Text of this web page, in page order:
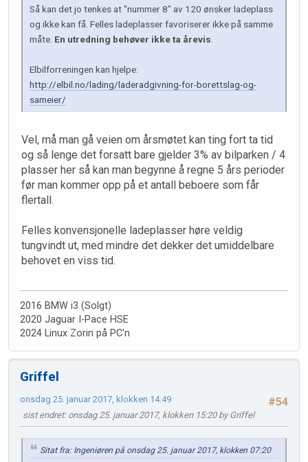
Så kan det jo tenkes at "nummer 8" av 120 ønsker ladeplass
og ikke kan få. Felles ladeplasser favoriserer ikke på samme
måte. En utredning behøver ikke ta årevis
Elbilforreningen kan hjelpe:
http://elbil.no/lading/laderadgivning-for-borettslag-og-
sameier/
Vel, må man gå veien om årsmøtet kan ting fort ta tid
og så lenge det forsatt bare gjelder 3% av bilparken / 4
plasser her så kan man begynne å regne 5 års perioder
før man kommer opp på et antall beboere som får
flertall.
Felles konvensjonelle ladeplasser høre veldig
tungvindt ut, med mindre det dekker det umiddelbare
behovet en viss tid.
2016 BMW i3 (Solgt)
2020 Jaguar I-Pace HSE
2024 Linux Zorin på PC'n
Griffel
#54
onsdag 25. januar 2017, klokken 14:49
sist endret: onsdag 25. januar 2017, klokken 15:20 by Griffel
Sitat fra: Ingeniøren på onsdag 25. januar 2017, klokken 07:20